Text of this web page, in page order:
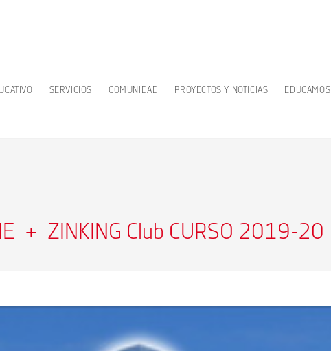
SERVICIOS COMUNIDAD PROYECTOS Y NOTICIAS EDUCAMOS
+ ZINKING Club CURSO 2019-20